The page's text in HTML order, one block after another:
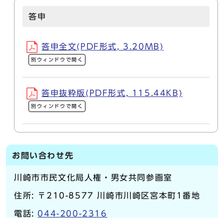
答申
答申全文(PDF形式, 3.20MB)
別ウィンドウで開く
答申抜粋版(PDF形式, 115.44KB)
別ウィンドウで開く
お問い合わせ先
川崎市市民文化局人権・男女共同参画室
住所: 〒210-8577 川崎市川崎区宮本町1番地
電話: 044-200-2316